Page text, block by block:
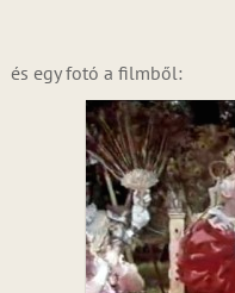
és egy fotó a filmből: